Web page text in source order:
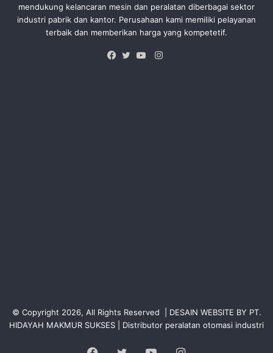
mendukung kelancaran mesin dan peralatan diberbagai sektor
industri pabrik dan kantor. Perusahaan kami memiliki pelayanan
terbaik dan memberikan harga yang kompetetif.
Instagram
© Copyright 2026, All Rights Reserved | DESAIN WEBSITE BY PT.
HIDAYAH MAKMUR SUKSES | Distributor peralatan otomasi industri